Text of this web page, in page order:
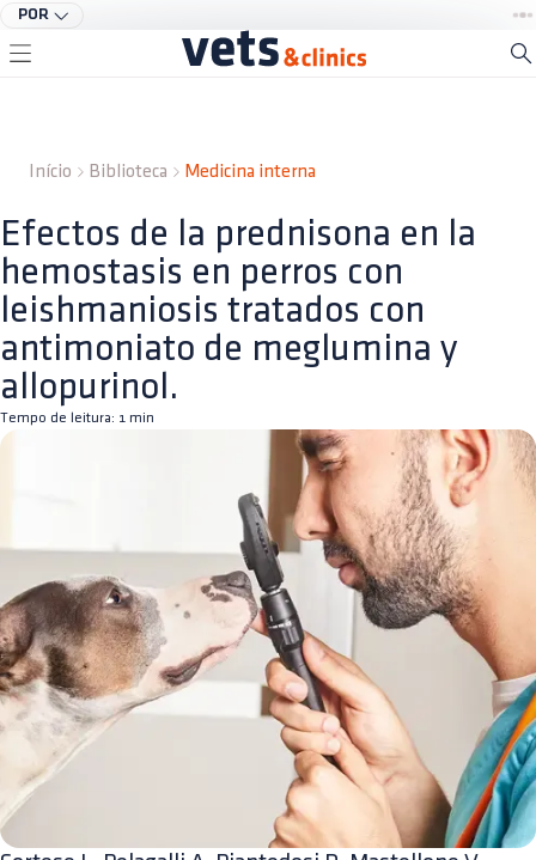
POR
Início Biblioteca Medicina interna
Efectos de la prednisona en la
hemostasis en perros con
leishmaniosis tratados con
antimoniato de meglumina y
allopurinol.
Tempo de leitura: 1 min